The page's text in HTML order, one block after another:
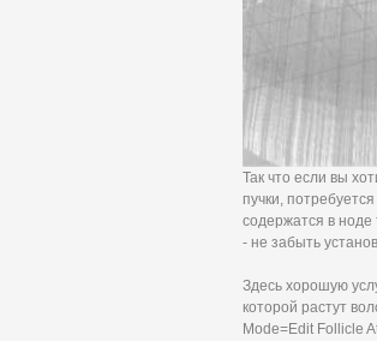
Так что если вы
пучки,
содержатся в
- не забыть
Здесь хорошую
которой растут
Mode=Edit Follicle